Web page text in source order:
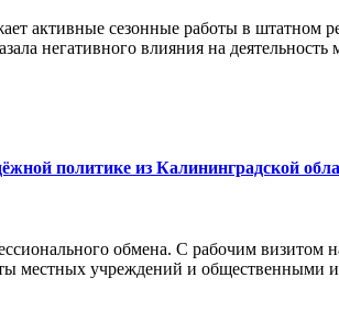
активные сезонные работы в
негативного влияния на деятельность
политике из Калининградской
обмена. С рабочим
местных учреждений и общественными